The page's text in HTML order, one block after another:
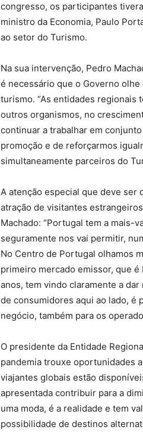
congresso, os participantes
ministro da Economia, Paulo
ao setor do Turismo.
Na sua intervenção, Pedro
é necessário que o Governo
turismo. “As entidades regionais
outros organismos, no
continuar a trabalhar em
promoção e de reforçarmos
simultaneamente parceiros do
A atenção especial que deve ser
atração de visitantes
Machado: “Portugal tem a mais-
seguramente nos vai permitir,
No Centro de Portugal olhamos
primeiro mercado emissor, que é
anos, tem vindo claramente a
de consumidores aqui ao lado, é
negócio, também para os
O presidente da Entidade
pandemia trouxe oportunidades
viajantes globais estão
apresentada contribuir para a
uma moda, é a realidade e tem
possibilidade de destinos